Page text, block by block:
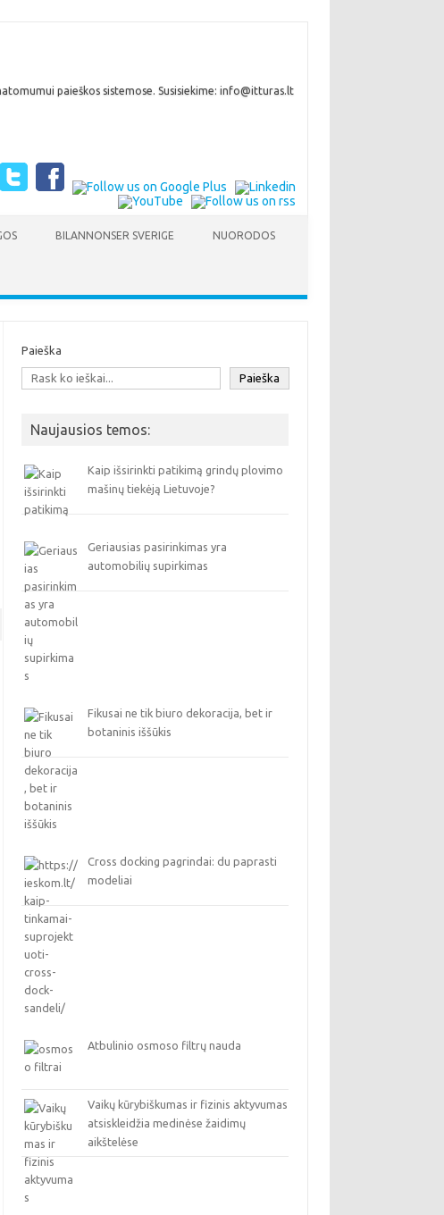
paieškos sistemose. Susisiekime: info@itturas.lt
BILANNONSER SVERIGE NUORODOS
Paieška
Paieška
Naujausios temos:
Kaip išsirinkti patikimą grindų plovimo
mašinų tiekėją Lietuvoje?
Geriausias pasirinkimas yra
automobilių supirkimas
Fikusai ne tik biuro dekoracija, bet ir
botaninis iššūkis
Cross docking pagrindai: du paprasti
modeliai
Atbulinio osmoso filtrų nauda
Vaikų kūrybiškumas ir fizinis aktyvumas
atsiskleidžia medinėse žaidimų
aikštelėse